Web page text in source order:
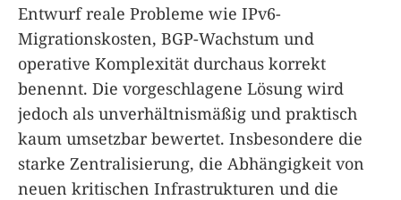
Entwurf reale Probleme wie IPv6-
Migrationskosten, BGP-Wachstum und
operative Komplexität durchaus korrekt
benennt. Die vorgeschlagene Lösung wird
jedoch als unverhältnismäßig und praktisch
kaum umsetzbar bewertet. Insbesondere die
starke Zentralisierung, die Abhängigkeit von
neuen kritischen Infrastrukturen und die